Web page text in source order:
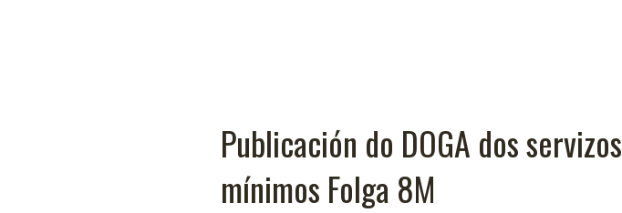
Publicación do DOGA dos servizos
mínimos Folga 8M